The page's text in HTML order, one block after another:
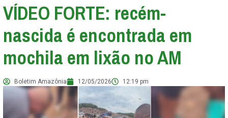
VÍDEO FORTE: recém-
nascida é encontrada em
mochila em lixão no AM
Boletim Amazônia 12/05/2026 12:19 pm